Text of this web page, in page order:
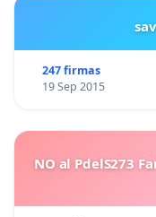
247 firmas
19 Sep 2015
NO al PdelS273